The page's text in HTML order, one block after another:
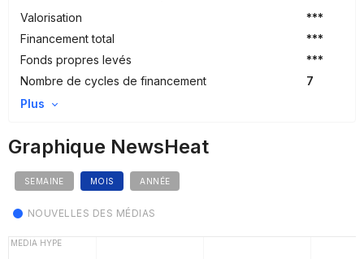
Valorisation
***
Financement total
***
Fonds propres levés
***
Nombre de cycles de financement
7
Plus
Graphique NewsHeat
SEMAINE MOIS ANNÉE
NOUVELLES DES MÉDIAS